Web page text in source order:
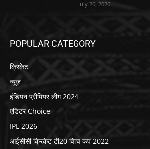
July 26, 2026
POPULAR CATEGORY
क्रिकेट
न्यूज़
इंडियन प्रीमियर लीग 2024
एडिटर Choice
IPL 2026
आईसीसी क्रिकेट टी20 विश्व कप 2022